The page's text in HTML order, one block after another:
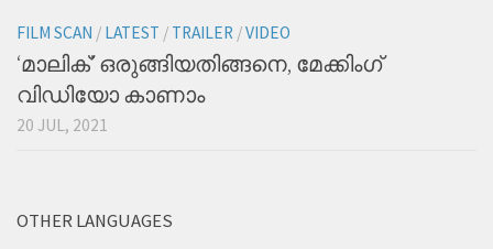
FILM SCAN / LATEST / TRAILER /VIDEO
‘മാലിക്’ ഒരുങ്ങിയതിങ്ങനെ, മേക്കിംഗ്
വിഡിയോ കാണാം
20 JUL, 2021
OTHER LANGUAGES